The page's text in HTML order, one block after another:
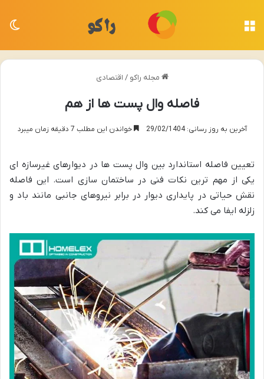
مجله راکو / اقتصادی
فاصله وال پست ها از هم
آخرین به روز رسانی: 29/02/1404 خواندن این مطلب 7 دقیقه زمان میبرد
تعیین فاصله استاندارد بین وال پست ها در دیوارهای غیرسازه ای
یکی از مهم ترین نکات فنی در ساختمان سازی است. این فاصله
نقش حیاتی در پایداری دیوار در برابر نیروهای جانبی مانند باد و
زلزله ایفا می کند.